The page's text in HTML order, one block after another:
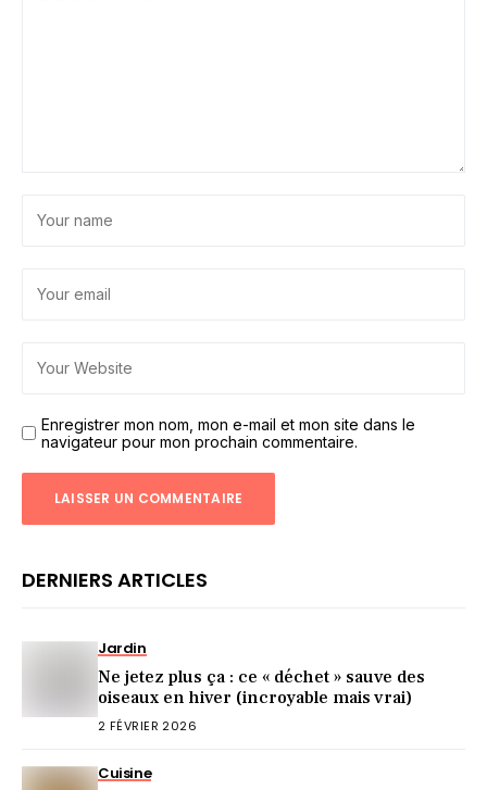
Enregistrer mon nom, mon e-mail et mon site dans le
navigateur pour mon prochain commentaire.
DERNIERS ARTICLES
Jardin
Ne jetez plus ça : ce « déchet » sauve des
oiseaux en hiver (incroyable mais vrai)
2 FÉVRIER 2026
Cuisine